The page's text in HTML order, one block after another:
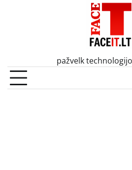
pažvelk